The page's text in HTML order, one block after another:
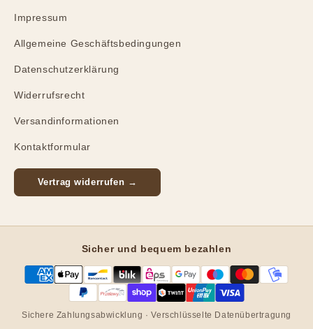
Impressum
Allgemeine Geschäftsbedingungen
Datenschutzerklärung
Widerrufsrecht
Versandinformationen
Kontaktformular
Vertrag widerrufen →
Sicher und bequem bezahlen
Sichere Zahlungsabwicklung · Verschlüsselte Datenübertragung